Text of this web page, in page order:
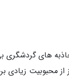
های گردشگری
محبوبیت زیادی